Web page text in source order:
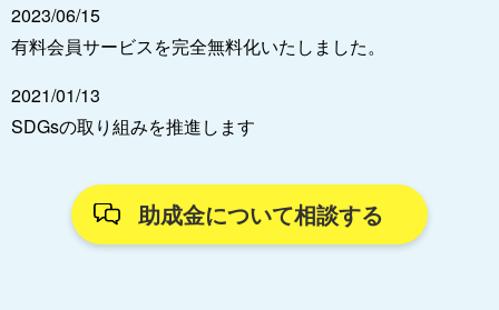
2023/06/15
有料会員サービスを完全無料化いたしました。
2021/01/13
SDGsの取り組みを推進します
助成金について相談する